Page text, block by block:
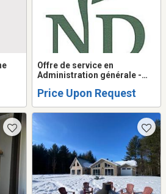
Offre de service en
Administration générale -
général
Price Upon Request